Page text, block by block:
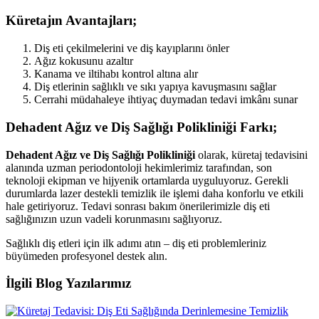
Küretajın Avantajları;
Diş eti çekilmelerini ve diş kayıplarını önler
Ağız kokusunu azaltır
Kanama ve iltihabı kontrol altına alır
Diş etlerinin sağlıklı ve sıkı yapıya kavuşmasını sağlar
Cerrahi müdahaleye ihtiyaç duymadan tedavi imkânı sunar
Dehadent Ağız ve Diş Sağlığı Polikliniği Farkı;
Dehadent Ağız ve Diş Sağlığı Polikliniği olarak, küretaj tedavisini
alanında uzman periodontoloji hekimlerimiz tarafından, son
teknoloji ekipman ve hijyenik ortamlarda uyguluyoruz. Gerekli
durumlarda lazer destekli temizlik ile işlemi daha konforlu ve etkili
hale getiriyoruz. Tedavi sonrası bakım önerilerimizle diş eti
sağlığınızın uzun vadeli korunmasını sağlıyoruz.
Sağlıklı diş etleri için ilk adımı atın – diş eti problemleriniz
büyümeden profesyonel destek alın.
İlgili Blog Yazılarımız